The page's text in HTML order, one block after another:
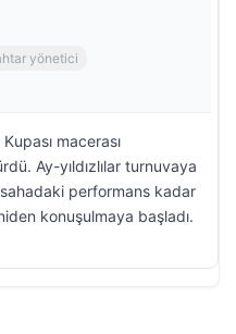
yönetici
Kupası macerası
Ay-yıldızlılar turnuvaya
performans kadar
konuşulmaya başladı.